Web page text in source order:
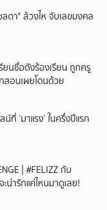
ดา" ล้วงไห จับเลขมงคล
ยนชื่อดังร้องเรียน ถูกครู
อนเผยโดนด้วย
ที่ ’มาแรง’ ในครึ่งปีแรก
| #FELIZZ กับ
น่ารักแค่ไหนมาดูเลย!